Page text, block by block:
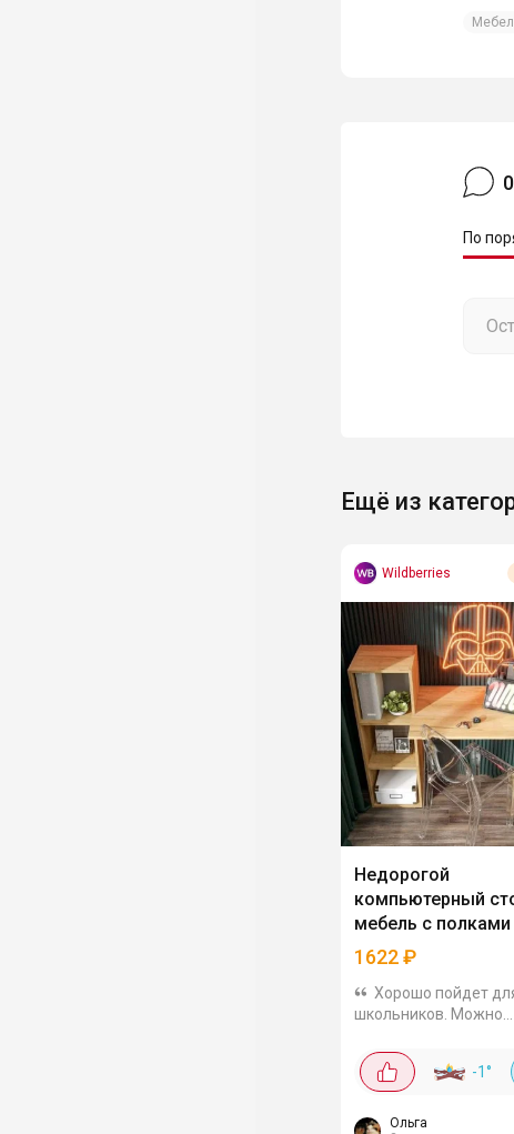
0
По
Ещё из
Wildberries
Недорогой
компьютерный
мебель с полками
1622₽
Хорошо пойдет
школьников. Можно
письменный или
компьютерный.
сонома, светлый.
-1°
Ольга